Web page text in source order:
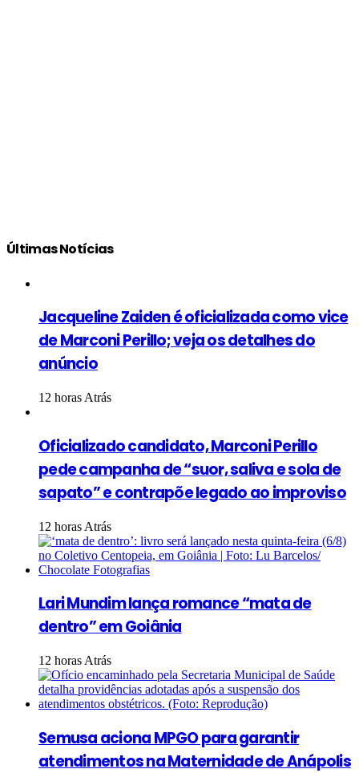
Últimas Notícias
Jacqueline Zaiden é oficializada como vice
de Marconi Perillo; veja os detalhes do
anúncio
12 horas Atrás
Oficializado candidato, Marconi Perillo
pede campanha de “suor, saliva e sola de
sapato” e contrapõe legado ao improviso
12 horas Atrás
Lari Mundim lança romance “mata de
dentro” em Goiânia
12 horas Atrás
Semusa aciona MPGO para garantir
atendimentos na Maternidade de Anápolis